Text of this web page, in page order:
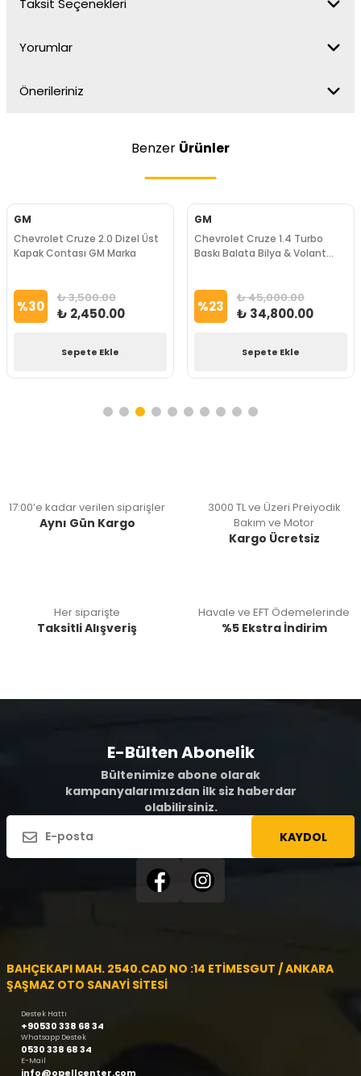
Taksit Seçenekleri
Yorumlar
Önerileriniz
Benzer Ürünler
GM
Chevrolet Cruze 2.0 Dizel Üst
Kapak Contası GM Marka
%30 ₺ 3,500.00
₺ 2,450.00
Sepete Ekle
GM
Chevrolet Cruze 1.4 Turbo
Baskı Balata Bilya & Volant
%23 ₺ 45,000.00
₺ 34,800.00
Sepete Ekle
17:00’e kadar verilen siparişler
Aynı Gün Kargo
3000 TL ve Üzeri Preiyodik
Bakım ve Motor
Kargo Ücretsiz
Her siparişte
Taksitli Alışveriş
Havale ve EFT Ödemelerinde
%5 Ekstra İndirim
E-Bülten Abonelik
Bültenimize abone olarak
kampanyalarımızdan ilk siz haberdar
olabilirsiniz.
KAYDOL
BAHÇEKAPI MAH. 2540.CAD NO :14 ETİMESGUT / ANKARA
ŞAŞMAZ OTO SANAYİ SİTESİ
Destek Hattı
+90530 338 68 34
Whatsapp Destek
0530 338 68 34
E-Mail
info@opellcenter.com